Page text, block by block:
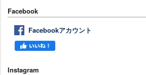
Facebook
Facebookアカウント
Instagram